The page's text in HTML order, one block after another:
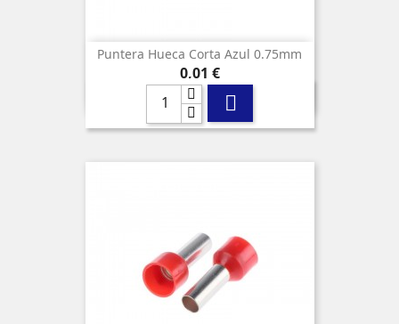
Puntera Hueca Corta Azul 0.75mm
Precio
0,01 €
